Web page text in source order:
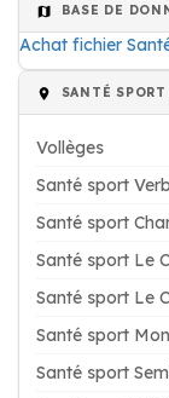
BASE DE
Achat fichier
SANTÉ
Vollèges
Santé sport
Santé sport
Santé sport Le
Santé sport Le
Santé sport
Santé sport